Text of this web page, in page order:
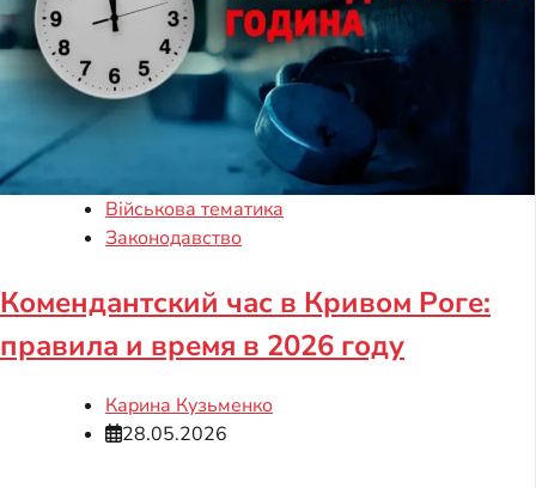
Військова тематика
Законодавство
Комендантский час в Кривом Роге:
правила и время в 2026 году
Карина Кузьменко
28.05.2026